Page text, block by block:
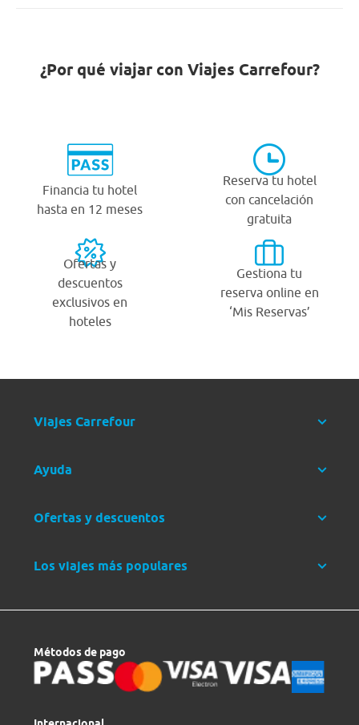
¿Por qué viajar con Viajes Carrefour?
Financia tu hotel
hasta en 12 meses
Reserva tu hotel
con cancelación
gratuita
Ofertas y
descuentos
exclusivos en
hoteles
Gestiona tu
reserva online en
‘Mis Reservas’
Viajes Carrefour
Ayuda
Ofertas y descuentos
Los viajes más populares
Métodos de pago